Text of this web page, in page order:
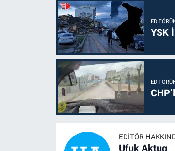
YSK
EDITÖR
Ufuk Aktug